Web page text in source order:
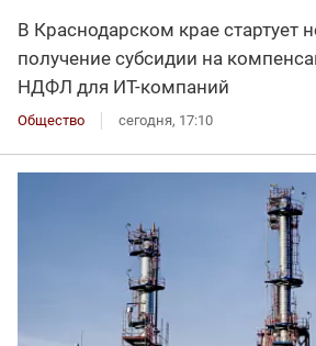
В Краснодарском крае стартует
получение субсидии на
НДФЛ для ИT-компаний
Общество сегодня, 17:10